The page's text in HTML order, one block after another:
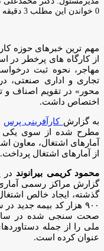
0 خواندن این مطلب 3 دقیقه زمان میبرد
مهم ترین خبرهای حوزه
از کارگاه های پرخطر در
مهاجر، نحوه ثبت
تجاری و اداری صنعتی،
محور» در تقویم اصناف و
اختصاص داشت.
به گزارش کارآفرینی پرس
مطرح شده از سوی یکی
آمارهای اشتغال، معاون
از آمارهای اشتغال پرداخت.
محمود کریمی بیرانوند در
گزارش مراکز رسمی
۹۰۰ هزار کد بیمه
صحت سنجی شده در
ملی را از جمله
عنوان کرده است.